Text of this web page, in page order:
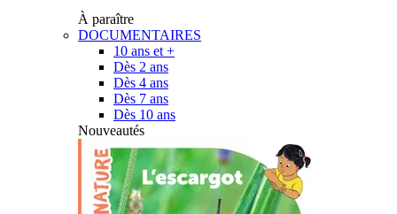
À paraître
DOCUMENTAIRES
10 ans et +
Dès 2 ans
Dès 4 ans
Dès 7 ans
Dès 10 ans
Nouveautés